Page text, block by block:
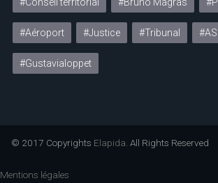
#Aéroport #Justice #Tribunal
#Gustavialoppet
© 2017 Copyrights Elapida . All Rights Reserved
Mentions légales